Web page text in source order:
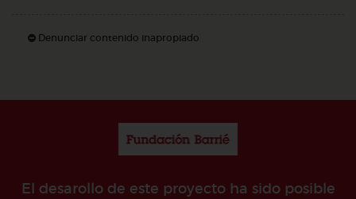
Denunciar contenido inapropiado
El desarollo de este proyecto ha sido posible